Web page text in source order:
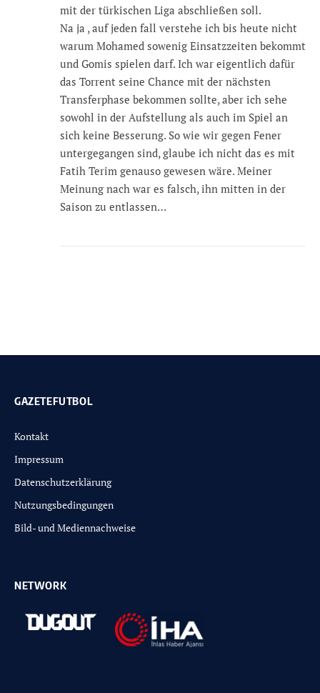
mit der türkischen Liga abschließen soll.
Na ja , auf jeden fall verstehe ich bis heute nicht
warum Mohamed sowenig Einsatzzeiten bekommt
und Gomis spielen darf. Ich war eigentlich dafür
das Torrent seine Chance mit der nächsten
Transferphase bekommen sollte, aber ich sehe
sowohl in der Aufstellung als auch im Spiel an
sich keine Besserung. So wie wir gegen Fener
untergegangen sind, glaube ich nicht das es mit
Fatih Terim genauso gewesen wäre. Meiner
Meinung nach war es falsch, ihn mitten in der
Saison zu entlassen…
GAZETEFUTBOL
Kontakt
Impressum
Datenschutzerklärung
Nutzungsbedingungen
Bild- und Mediennachweise
NETWORK